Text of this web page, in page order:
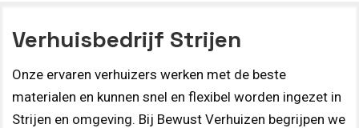
Verhuisbedrijf Strijen
Onze ervaren verhuizers werken met de beste
materialen en kunnen snel en flexibel worden ingezet in
Strijen en omgeving. Bij Bewust Verhuizen begrijpen we